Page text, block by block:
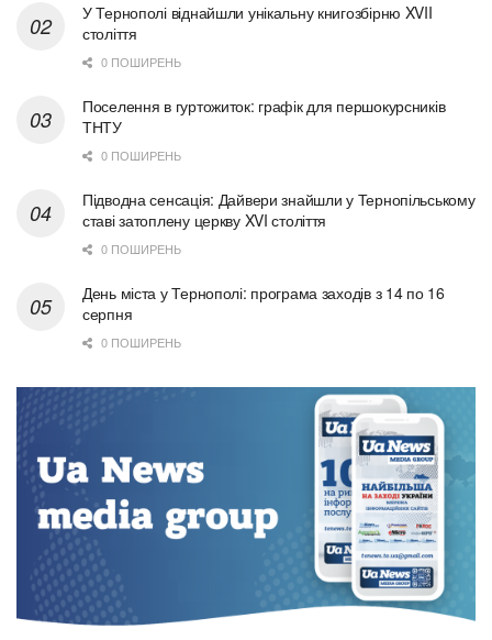
У Тернополі віднайшли унікальну книгозбірню XVII
століття
0 ПОШИРЕНЬ
Поселення в гуртожиток: графік для першокурсників
ТНТУ
0 ПОШИРЕНЬ
Підводна сенсація: Дайвери знайшли у Тернопільському
ставі затоплену церкву XVI століття
0 ПОШИРЕНЬ
День міста у Тернополі: програма заходів з 14 по 16
серпня
0 ПОШИРЕНЬ